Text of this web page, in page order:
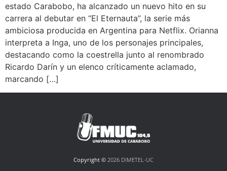
estado Carabobo, ha alcanzado un nuevo hito en su
carrera al debutar en “El Eternauta”, la serie más
ambiciosa producida en Argentina para Netflix. Orianna
interpreta a Inga, uno de los personajes principales,
destacando como la coestrella junto al renombrado
Ricardo Darín y un elenco críticamente aclamado,
marcando […]
Copyright © 2026 DIMETEL-UC